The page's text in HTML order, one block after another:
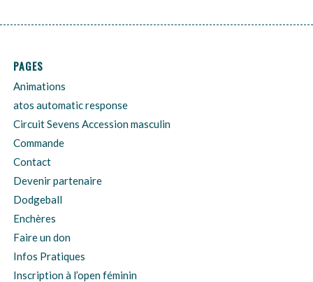
PAGES
Animations
atos automatic response
Circuit Sevens Accession masculin
Commande
Contact
Devenir partenaire
Dodgeball
Enchères
Faire un don
Infos Pratiques
Inscription à l’open féminin